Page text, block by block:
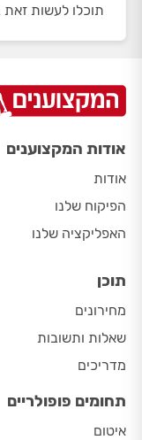
תוכלו לעשות
אודות המקצוענים
אודות
הפיקוח שלנו
האפליקציה שלנו
תוכן
מחירונים
שאלות ותשובות
מדריכים
תחומים פופולריים
איטום